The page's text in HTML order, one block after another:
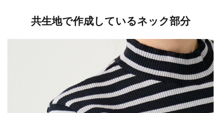
共生地で作成しているネック部分